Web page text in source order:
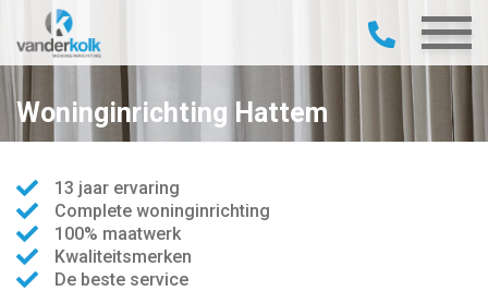
Woninginrichting Hattem
13 jaar ervaring
Complete woninginrichting
100% maatwerk
Kwaliteitsmerken
De beste service